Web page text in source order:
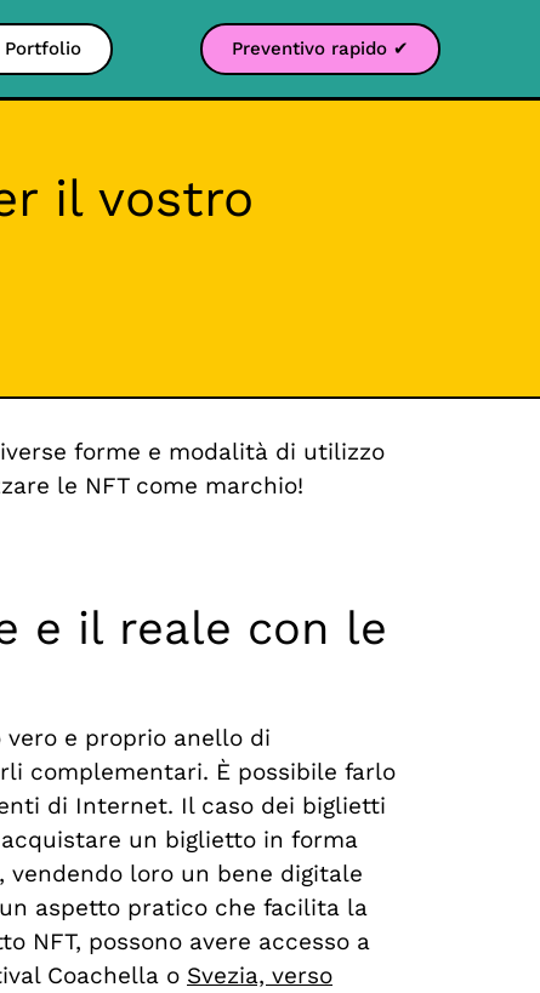
Portfolio Preventivo rapido ✔
il vostro
forme e modalità di utilizzo
le NFT come marchio!
e il reale con le
e proprio anello di
complementari. È possibile farlo
di Internet. Il caso dei biglietti
un biglietto in forma
loro un bene digitale
aspetto pratico che facilita la
NFT, possono avere accesso a
Coachella o Svezia, verso